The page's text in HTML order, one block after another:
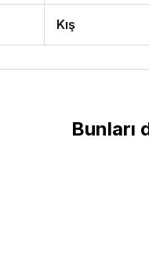
Kış
Bunları